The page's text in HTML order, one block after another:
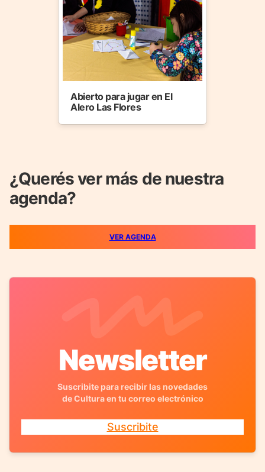
Abierto para jugar en El
Alero Las Flores
¿Querés ver más de nuestra
agenda?
VER AGENDA
Newsletter
Suscribite para recibir las novedades
de Cultura en tu correo electrónico
Suscribite